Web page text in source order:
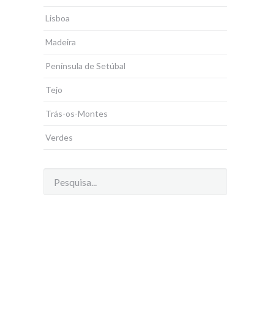
Lisboa
Madeira
Península de Setúbal
Tejo
Trás-os-Montes
Verdes